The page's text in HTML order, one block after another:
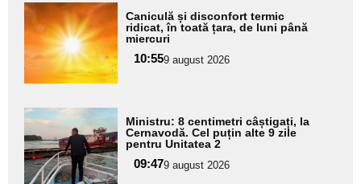
Adaugă
aici textul
pentru
subtitlu
Caniculă și disconfort termic
ridicat, în toată țara, de luni până
miercuri
10:559 august 2026
Adaugă
aici textul
pentru
subtitlu
Ministru: 8 centimetri câștigați, la
Cernavodă. Cel puțin alte 9 zile
pentru Unitatea 2
09:479 august 2026